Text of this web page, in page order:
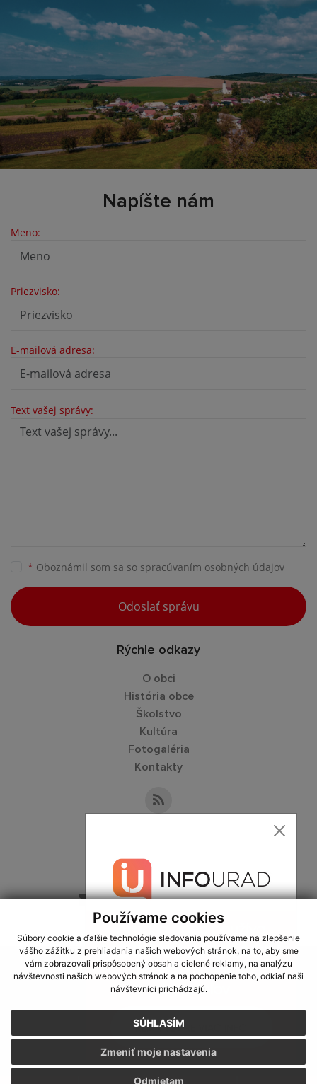
Používame cookies
Súbory cookie a ďalšie technológie sledovania používame na zlepšenie
vášho zážitku z prehliadania našich webových stránok, na to, aby sme
vám zobrazovali prispôsobený obsah a cielené reklamy, na analýzu
návštevnosti našich webových stránok a na pochopenie toho, odkiaľ naši
návštevníci prichádzajú.
SÚHLASÍM
Odmietam
Zmeniť moje nastavenia
Napíšte nám
Meno:
Priezvisko:
E-mailová adresa:
Text vašej správy:
* Oboznámil som sa so spracúvaním osobných údajov
Odoslať správu
Rýchle odkazy
O obci
História obce
Školstvo
Kultúra
Fotogaléria
Kontakty
+421 36 749 13 33
sekretariat@obecslatina.sk
využite možnosť získavania aktuálnych informácií s využitím RSS
CMS systém (redakčný) systém ECHELON 2,Mapa stránok,web portál
webex.digital, s.r.o.,domény,registrácia domény
Posledná aktualizácia:24.07.2026
Vytlačiť stránku|Vyhlásenie o prístupnosti